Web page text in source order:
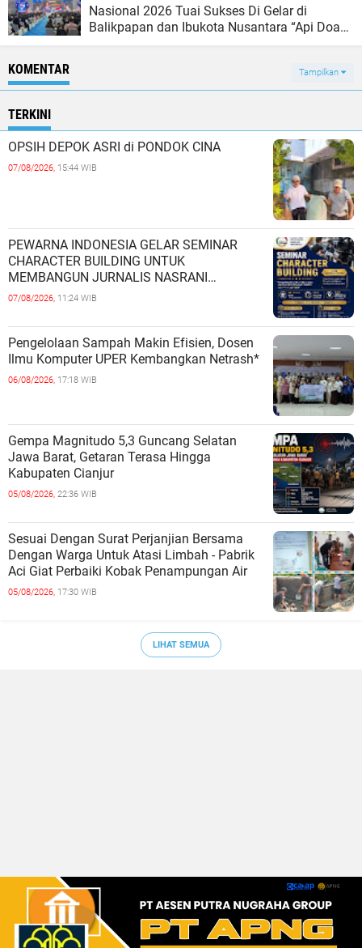
Nasional 2026 Tuai Sukses Di Gelar di
Balikpapan dan Ibukota Nusantara “Api Doa
KOMENTAR Tampilkan
TERKINI
OPSIH DEPOK ASRI di PONDOK CINA
07/08/2026, 15:44 WIB
PEWARNA INDONESIA GELAR SEMINAR
CHARACTER BUILDING UNTUK
MEMBANGUN JURNALIS NASRANI
BERINTEGRITAS DAN BERDAMPAK*
07/08/2026, 11:24 WIB
Pengelolaan Sampah Makin Efisien, Dosen
Ilmu Komputer UPER Kembangkan Netrash*
06/08/2026, 17:18 WIB
Gempa Magnitudo 5,3 Guncang Selatan
Jawa Barat, Getaran Terasa Hingga
Kabupaten Cianjur
05/08/2026, 22:36 WIB
Sesuai Dengan Surat Perjanjian Bersama
Dengan Warga Untuk Atasi Limbah - Pabrik
Aci Giat Perbaiki Kobak Penampungan Air
05/08/2026, 17:30 WIB
LIHAT SEMUA